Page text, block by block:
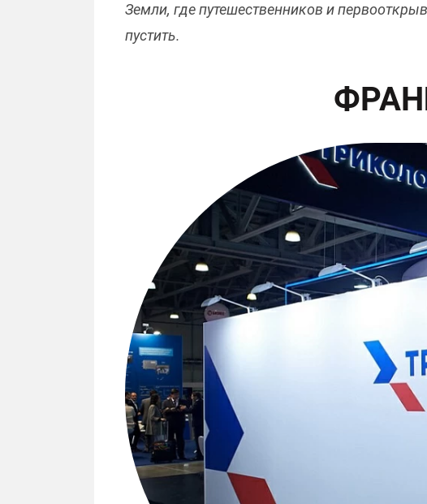
Земли, где путешественников и
пустить.